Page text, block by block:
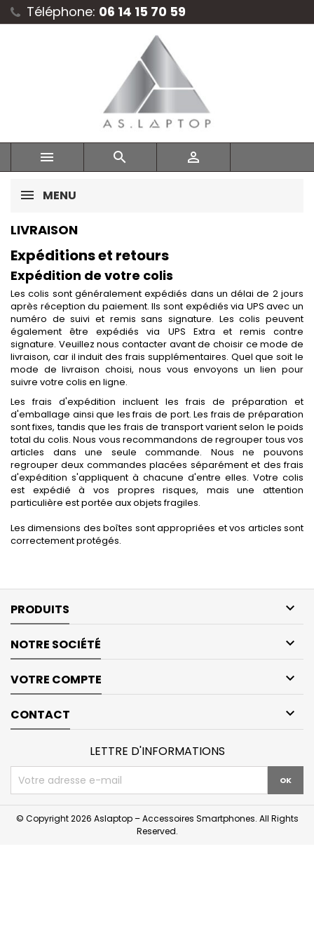
Téléphone: 06 14 15 70 59
  
MENU
LIVRAISON
Expéditions et retours
Expédition de votre colis
Les colis sont généralement expédiés dans un délai de 2 jours
après réception du paiement. Ils sont expédiés via UPS avec un
numéro de suivi et remis sans signature. Les colis peuvent
également être expédiés via UPS Extra et remis contre
signature. Veuillez nous contacter avant de choisir ce mode de
livraison, car il induit des frais supplémentaires. Quel que soit le
mode de livraison choisi, nous vous envoyons un lien pour
suivre votre colis en ligne.
Les frais d'expédition incluent les frais de préparation et
d'emballage ainsi que les frais de port. Les frais de préparation
sont fixes, tandis que les frais de transport varient selon le poids
total du colis. Nous vous recommandons de regrouper tous vos
articles dans une seule commande. Nous ne pouvons
regrouper deux commandes placées séparément et des frais
d'expédition s'appliquent à chacune d'entre elles. Votre colis
est expédié à vos propres risques, mais une attention
particulière est portée aux objets fragiles.
Les dimensions des boîtes sont appropriées et vos articles sont
correctement protégés.
PRODUITS 
NOTRE SOCIÉTÉ 
VOTRE COMPTE 
CONTACT 
LETTRE D'INFORMATIONS
© Copyright 2026 Aslaptop – Accessoires Smartphones. All Rights
Reserved.